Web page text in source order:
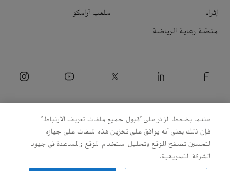
إثراء
ملعب أرامكو
منصّة رعاية الرياضة
عندما يضغط الزائر على "قبول جميع ملفات تعريف الارتباط"
فإن ذلك يعني أنه يوافق على تخزين هذه الملفات على جهازه
لتحسين تصفح الموقع وتحليل استخدام الموقع والمساعدة في جهود
الشركة التسويقية.